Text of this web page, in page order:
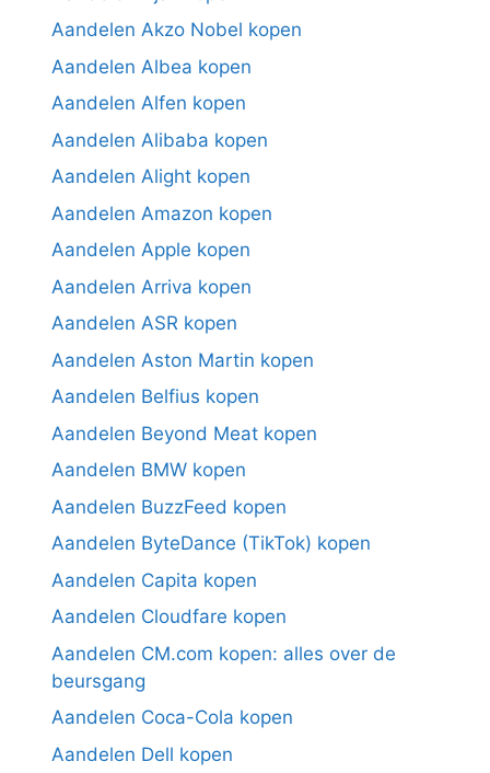
Aandelen Akzo Nobel kopen
Aandelen Albea kopen
Aandelen Alfen kopen
Aandelen Alibaba kopen
Aandelen Alight kopen
Aandelen Amazon kopen
Aandelen Apple kopen
Aandelen Arriva kopen
Aandelen ASR kopen
Aandelen Aston Martin kopen
Aandelen Belfius kopen
Aandelen Beyond Meat kopen
Aandelen BMW kopen
Aandelen BuzzFeed kopen
Aandelen ByteDance (TikTok) kopen
Aandelen Capita kopen
Aandelen Cloudfare kopen
Aandelen CM.com kopen: alles over de
beursgang
Aandelen Coca-Cola kopen
Aandelen Dell kopen